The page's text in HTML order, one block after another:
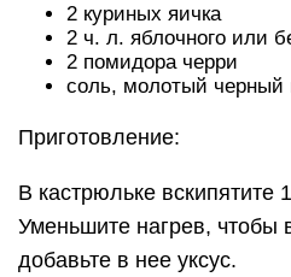
2 куриных яичка
2 ч. л. яблочного или
2 помидора черри
соль, молотый черный
Приготовление:
В кастрюльке вскипятите
Уменьшите нагрев, чтобы
добавьте в нее уксус.